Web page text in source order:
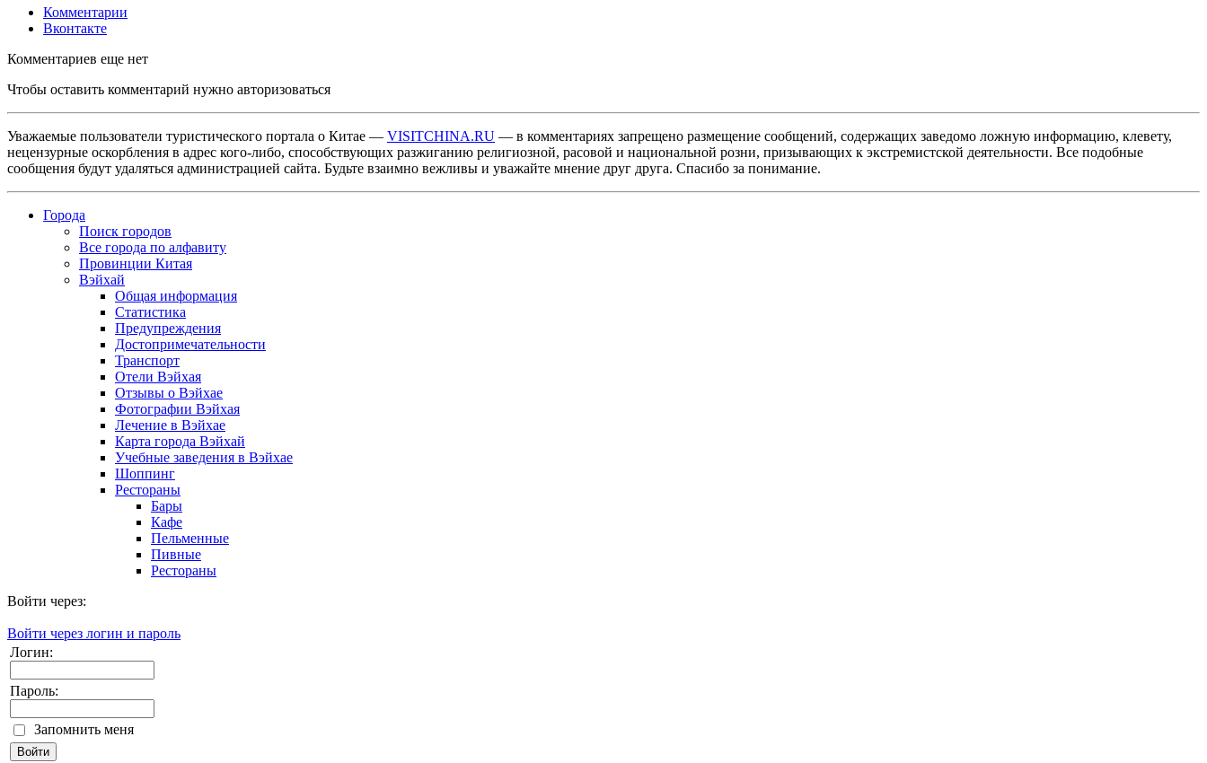
Комментарии
Вконтакте
Комментариев еще нет
Чтобы оставить комментарий нужно авторизоваться
Уважаемые пользователи туристического портала о Китае — VISITCHINA.RU — в комментариях запрещено размещение сообщений, содержащих заведомо ложную информацию, клевету,
нецензурные оскорбления в адрес кого-либо, способствующих разжиганию религиозной, расовой и национальной розни, призывающих к экстремистской деятельности. Все подобные
сообщения будут удаляться администрацией сайта. Будьте взаимно вежливы и уважайте мнение друг друга. Спасибо за понимание.
Города
Поиск городов
Все города по алфавиту
Провинции Китая
Вэйхай
Общая информация
Статистика
Предупреждения
Достопримечательности
Транспорт
Отели Вэйхая
Отзывы о Вэйхае
Фотографии Вэйхая
Лечение в Вэйхае
Карта города Вэйхай
Учебные заведения в Вэйхае
Шоппинг
Рестораны
Бары
Кафе
Пельменные
Пивные
Рестораны
Войти через:
Войти через логин и пароль
Логин:
Пароль:
Запомнить меня